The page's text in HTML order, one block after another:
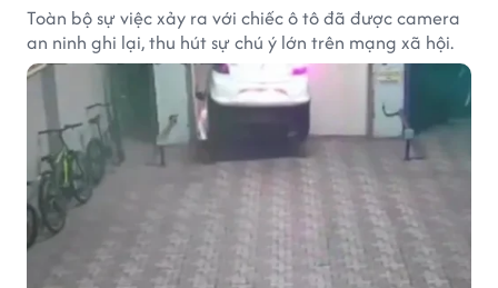
Toàn bộ sự việc xảy ra với chiếc ô tô đã được camera
an ninh ghi lại, thu hút sự chú ý lớn trên mạng xã hội.